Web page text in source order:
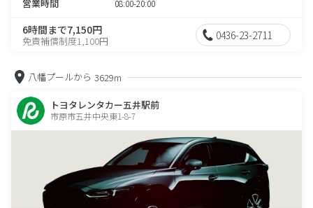
営業時間 08:00-20:00
6時間まで7,150円
免責補償制度1,100円 0436-23-2711
八幡プールから 3629m
トヨタレンタカー五井駅前
市原市五井中央東1-8-7